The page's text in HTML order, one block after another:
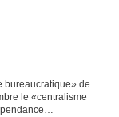
bureaucratique» de
le «centralisme